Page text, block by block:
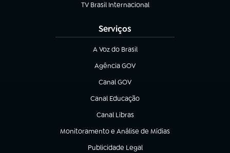
TV Brasil Internacional
(abre em nova aba)
Serviços
A Voz do Brasil
(abre em nova aba)
Agência GOV
(abre em nova aba)
Canal GOV
(abre em nova aba)
Canal Educação
(abre em nova aba)
Canal Libras
(abre em nova aba)
Monitoramento e Análise de Mídias
(abre em nova aba)
Publicidade Legal
(abre em nova aba)